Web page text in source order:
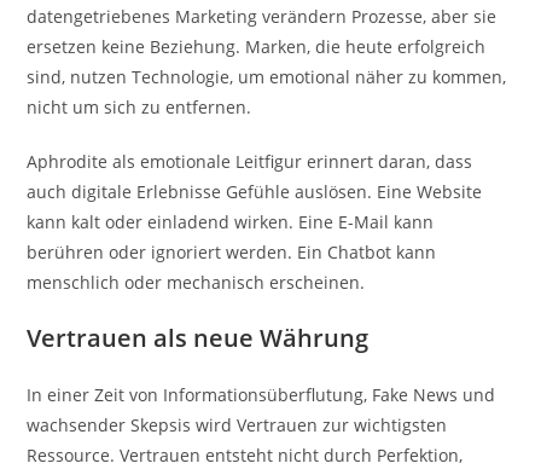
datengetriebenes Marketing verändern Prozesse, aber sie
ersetzen keine Beziehung. Marken, die heute erfolgreich
sind, nutzen Technologie, um emotional näher zu kommen,
nicht um sich zu entfernen.
Aphrodite als emotionale Leitfigur erinnert daran, dass
auch digitale Erlebnisse Gefühle auslösen. Eine Website
kann kalt oder einladend wirken. Eine E-Mail kann
berühren oder ignoriert werden. Ein Chatbot kann
menschlich oder mechanisch erscheinen.
Vertrauen als neue Währung
In einer Zeit von Informationsüberflutung, Fake News und
wachsender Skepsis wird Vertrauen zur wichtigsten
Ressource. Vertrauen entsteht nicht durch Perfektion,